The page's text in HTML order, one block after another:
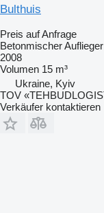
Bulthuis
Preis auf Anfrage
Betonmischer Auflieger
2008
Volumen 15 m³
Ukraine, Kyiv
TOV
Verkäufer kontaktieren